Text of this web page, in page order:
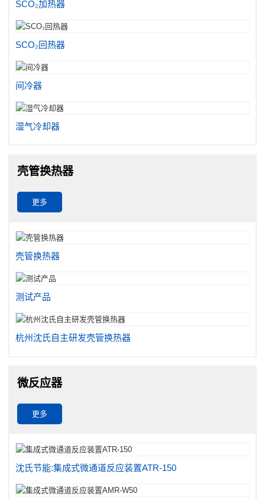
SCO₂加热器
SCO₂回热器
间冷器
湿气冷却器
壳管换热器
更多
壳管换热器
测试产品
杭州沈氏自主研发壳管换热器
微反应器
更多
沈氏节能:集成式微通道反应装置ATR-150